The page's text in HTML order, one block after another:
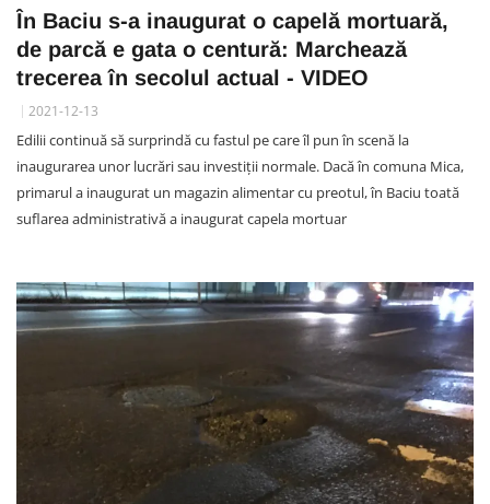
În Baciu s-a inaugurat o capelă mortuară,
de parcă e gata o centură: Marchează
trecerea în secolul actual - VIDEO
2021-12-13
Edilii continuă să surprindă cu fastul pe care îl pun în scenă la
inaugurarea unor lucrări sau investiții normale. Dacă în comuna Mica,
primarul a inaugurat un magazin alimentar cu preotul, în Baciu toată
suflarea administrativă a inaugurat capela mortuar